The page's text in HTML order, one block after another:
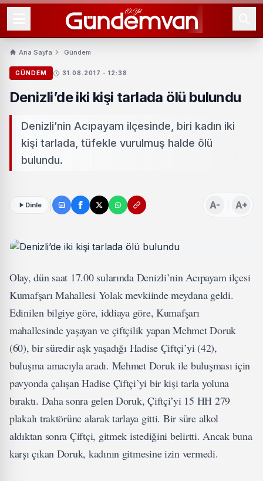
Ana Sayfa Gündem
GÜNDEM 31.08.2017 - 12:38
Denizli’de iki kişi tarlada ölü bulundu
Denizli’nin Acıpayam ilçesinde, biri kadın iki
kişi tarlada, tüfekle vurulmuş halde ölü
bulundu.
Dinle A- A+
Olay, dün saat 17.00 sularında Denizli’nin Acıpayam ilçesi
Kumafşarı Mahallesi Yolak mevkiinde meydana geldi.
Edinilen bilgiye göre, iddiaya göre, Kumafşarı
mahallesinde yaşayan ve çiftçilik yapan Mehmet Doruk
(60), bir süredir aşk yaşadığı Hadise Çiftçi’yi (42),
buluşma amacıyla aradı. Mehmet Doruk ile buluşması için
pavyonda çalışan Hadise Çiftçi’yi bir kişi tarla yoluna
bıraktı. Daha sonra gelen Doruk, Çiftçi’yi 15 HH 279
plakalı traktörüne alarak tarlaya gitti. Bir süre alkol
aldıktan sonra Çiftçi, gitmek istediğini belirtti. Ancak buna
karşı çıkan Doruk, kadının gitmesine izin vermedi.